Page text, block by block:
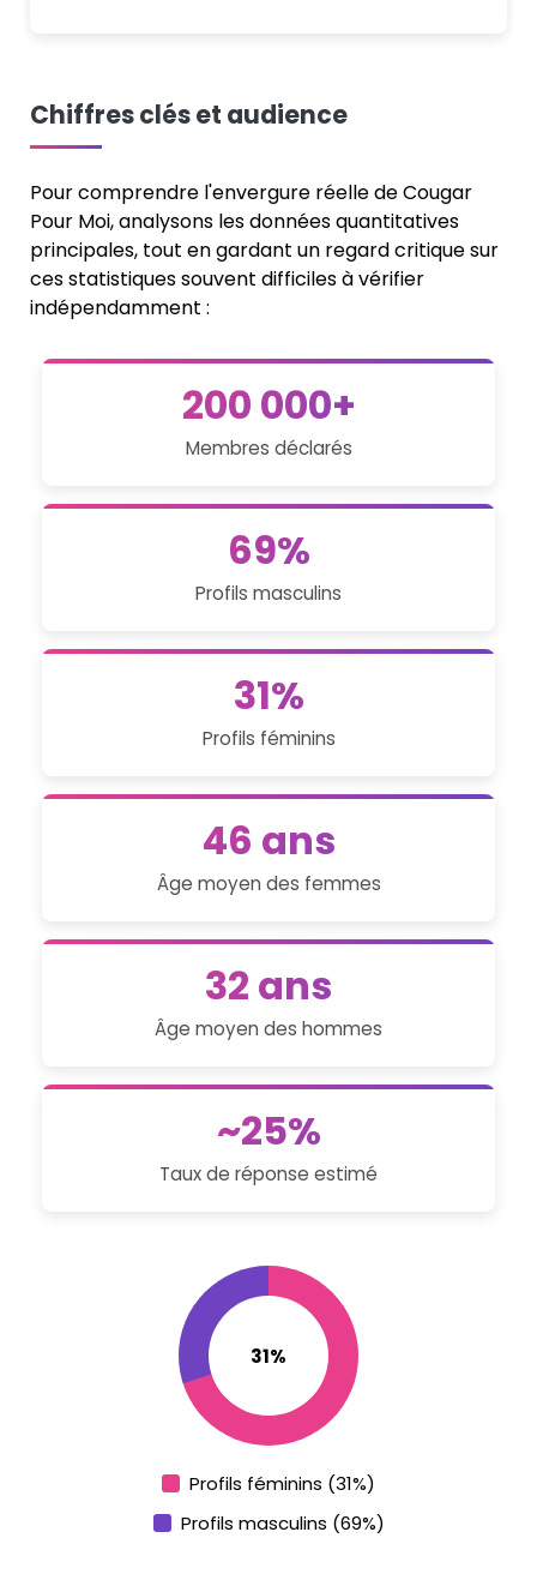
Chiffres clés et audience
Pour comprendre l'envergure réelle de Cougar
Pour Moi, analysons les données quantitatives
principales, tout en gardant un regard critique sur
ces statistiques souvent difficiles à vérifier
indépendamment :
200 000+
Membres déclarés
69%
Profils masculins
31%
Profils féminins
46 ans
Âge moyen des femmes
32 ans
Âge moyen des hommes
~25%
Taux de réponse estimé
31%
Profils féminins (31%)
Profils masculins (69%)